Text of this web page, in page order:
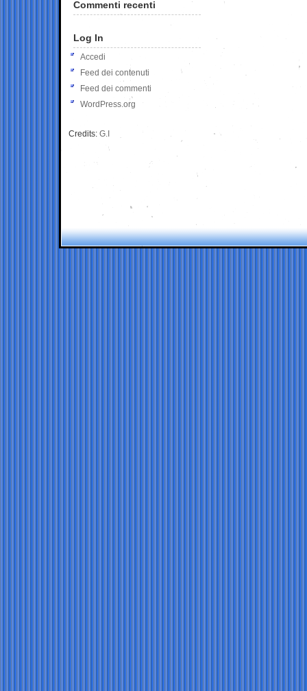
Commenti recenti
Log In
Accedi
Feed dei contenuti
Feed dei commenti
WordPress.org
Credits: G.I